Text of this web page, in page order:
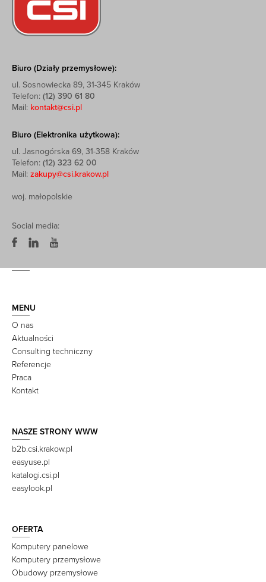
Biuro (Działy przemysłowe):
ul. Sosnowiecka 89, 31-345 Kraków
Telefon: (12) 390 61 80
Mail: kontakt@csi.pl
Biuro (Elektronika użytkowa):
ul. Jasnogórska 69, 31-358 Kraków
Telefon: (12) 323 62 00
Mail: zakupy@csi.krakow.pl
woj. małopolskie
Social media:
MENU
O nas
Aktualności
Consulting techniczny
Referencje
Praca
Kontakt
NASZE STRONY WWW
b2b.csi.krakow.pl
easyuse.pl
katalogi.csi.pl
easylook.pl
OFERTA
Komputery panelowe
Komputery przemysłowe
Obudowy przemysłowe